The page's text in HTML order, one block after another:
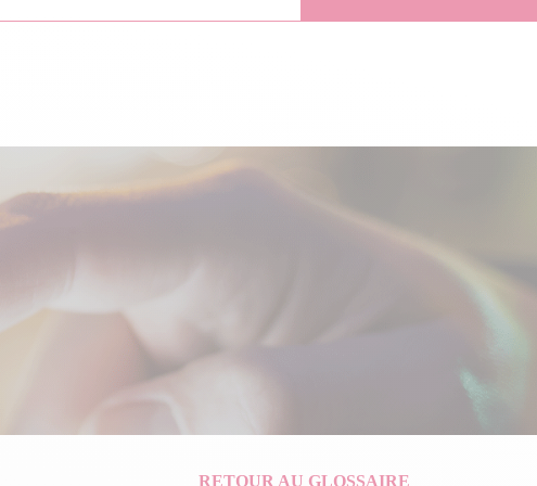
RETOUR AU GLOSSAIRE